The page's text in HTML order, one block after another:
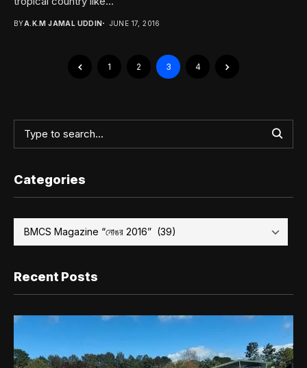
BYA.K.M JAMAL UDDIN JUNE 17, 2016
1 2 3 4
Categories
Recent Posts